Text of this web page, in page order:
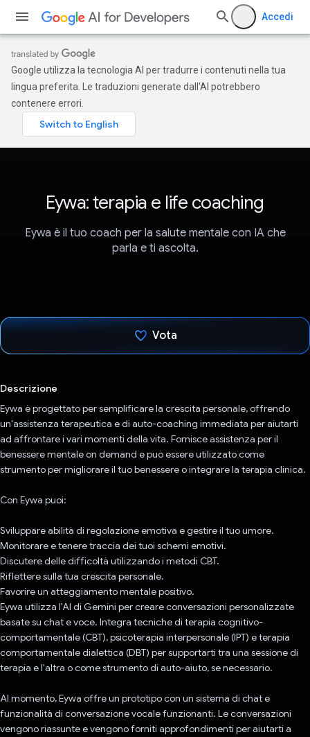
Accedi
Google utilizza la tecnologia AI per tradurre i contenuti nella tua
lingua preferita. Le traduzioni generate dall'AI potrebbero
contenere errori.
Eywa: terapia e life coaching
Eywa è il tuo coach per la salute mentale con IA che
parla e ti ascolta.
Vota
Descrizione
Eywa è progettato per semplificare la crescita personale, offrendo
un'assistenza terapeutica e di auto-coaching immediata per aiutarti
ad affrontare i vari momenti della vita. Fornisce assistenza per il
benessere mentale on demand e può essere utilizzato come
strumento per migliorare il tuo benessere o integrare la terapia clinica.
Con Eywa puoi:
Sviluppare abilità di regolazione emotiva e gestire il tuo umore.
Monitorare e tenere traccia dei tuoi schemi emotivi.
Discutere delle difficoltà utilizzando i metodi CBT.
Riflettere sulla tua crescita personale.
Favorire un atteggiamento mentale positivo.
Eywa utilizza l'AI di Gemini per creare conversazioni personalizzate
basate su chat e voce. Integra tecniche di terapia cognitivo-
comportamentale (CBT), psicoterapia interpersonale (IPT) e terapia
comportamentale dialettica (DBT) per supportarti tra una sessione di
terapia e l'altra o come strumento di auto-aiuto, se necessario.
Al momento, Eywa offre un prototipo con un sistema di chat e
funzionalità di conversazione vocale funzionanti. Le conversazioni
vengono riassunte e vengono forniti approfondimenti per aiutarti a